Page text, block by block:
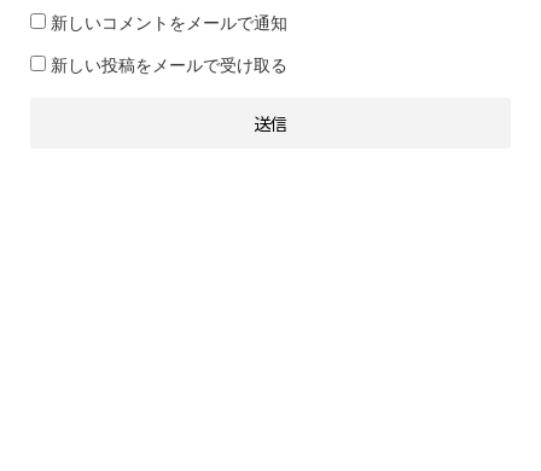
新しいコメントをメールで通知
新しい投稿をメールで受け取る